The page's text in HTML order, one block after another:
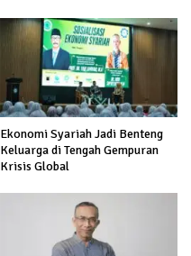
Ekonomi Syariah Jadi Benteng
Keluarga di Tengah Gempuran
Krisis Global